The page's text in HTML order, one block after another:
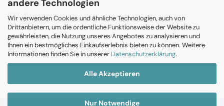
andere Technologien
Wir verwenden Cookies und ähnliche Technologien, auch von
Drittanbietern, um die ordentliche Funktionsweise der Website zu
gewährleisten, die Nutzung unseres Angebotes zu analysieren und
Ihnen ein bestmögliches Einkaufserlebnis bieten zu können. Weitere
Informationen finden Sie in unserer Datenschutzerklärung.
Alle Akzeptieren
Nur Notwendige
Ankauf
CPS Garantie
RMA